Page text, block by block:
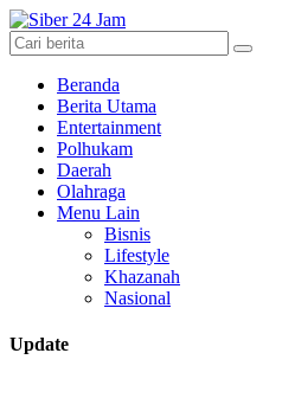
Beranda
Berita Utama
Entertainment
Polhukam
Daerah
Olahraga
Menu Lain
Bisnis
Lifestyle
Khazanah
Nasional
Update